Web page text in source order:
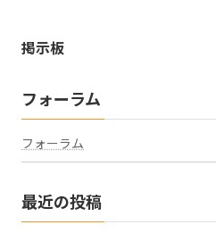
掲示板
フォーラム
フォーラム
最近の投稿